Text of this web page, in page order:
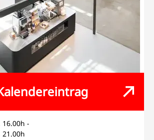
16.00h -
21.00h